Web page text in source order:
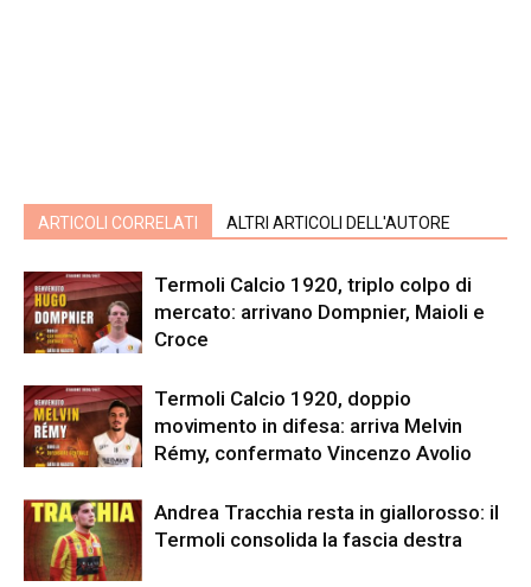
ARTICOLI CORRELATI ALTRI ARTICOLI DELL'AUTORE
Termoli Calcio 1920, triplo colpo di
mercato: arrivano Dompnier, Maioli e
Croce
Termoli Calcio 1920, doppio
movimento in difesa: arriva Melvin
Rémy, confermato Vincenzo Avolio
Andrea Tracchia resta in giallorosso: il
Termoli consolida la fascia destra